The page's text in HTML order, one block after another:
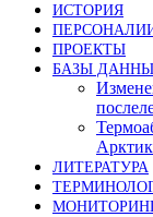
ИСТОРИЯ
ПРОЕКТЫ
БАЗЫ
ЛИТЕРАТУРА